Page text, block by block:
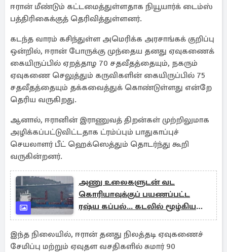
ஈரான் மீண்டும் கட்டமைத்துள்ளதாக நியூயார்க் டைம்ஸ்
பத்திரிகைக்குத் தெரிவித்துள்ளனர்.
கடந்த வாரம் கசிந்துள்ள அமெரிக்க அரசாங்கக் குறிப்பு
ஒன்றில், ஈரான் போருக்கு முந்தைய தனது ஏவுகணைக்
கையிருப்பில் ஏறத்தாழ 70 சதவீதத்தையும், நகரும்
ஏவுகணை செலுத்தும் கருவிகளின் கையிருப்பில் 75
சதவீதத்தையும் தக்கவைத்துக் கொண்டுள்ளது என்றே
தெரிய வருகிறது.
ஆனால், ஈரானின் இராணுவத் திறன்கள் முற்றிலுமாக
அழிக்கப்பட்டுவிட்டதாக ட்ரம்ப்பும் பாதுகாப்புச்
செயலாளர் பீட் ஹெக்ஸெத்தும் தொடர்ந்து கூறி
வருகின்றனர்.
அணு உலைகளுடன் வட
கொரியாவுக்குப் பயணப்பட்ட
ரஷ்ய கப்பல்... கடலில் மூழ்கிய
மர்மம்
இந்த நிலையில், ஈரான் தனது நிலத்தடி ஏவுகணைச்
சேமிப்பு மற்றும் ஏவுதள வசதிகளில் சுமார் 90